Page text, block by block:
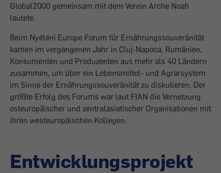
Global2000 gemeinsam mit dem Verein Arche Noah
lautete.
Beim Nyéléni Europe Forum für Ernährungssou­veränität
kamen im vergangenen Jahr in Cluj-Napoca, Rumänien,
Konsumenten und Produzenten aus mehr als 40 Ländern
zusammen, um über ein Lebensmittel- und Agrarsystem
im Sinne der Ernährungs­souveränität zu diskutieren. Der
größte ­Erfolg des Forums war laut FIAN die Ver­netzung
osteuropäischer und zentralasia­tischer Organisationen mit
ihren westeuropäischen Kollegen.
Entwicklungsprojekt